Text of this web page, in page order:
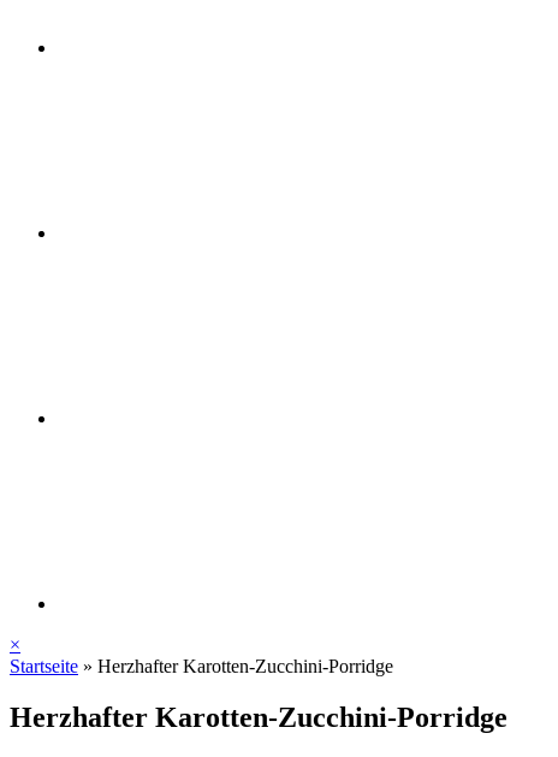
×
Startseite » Herzhafter Karotten-Zucchini-Porridge
Herzhafter Karotten-Zucchini-Porridge